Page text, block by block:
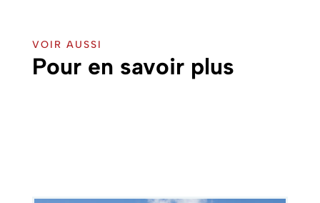
VOIR AUSSI
Pour en savoir plus